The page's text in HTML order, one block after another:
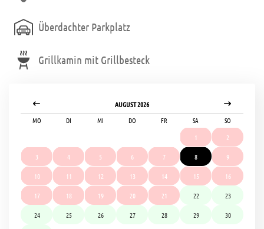
Überdachter Parkplatz
Grillkamin mit Grillbesteck
AUGUST 2026
MO
DI MI DO FR SA
SO
1
2
3 4 5 6 7 8 9
10 11 12 13 14 15 16
17 18 19 20 21 22 23
24 25 26 27 28 29 30